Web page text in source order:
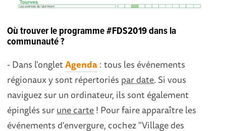
Où trouver le programme #FDS2019 dans la
communauté ?
- Dans l'ongletAgenda: tous les événements
régionaux y sont répertoriés par date. Si vous
naviguez sur un ordinateur, ils sont également
épinglés surune carte! Pour faire apparaître les
événements d'envergure, cochez "Village des